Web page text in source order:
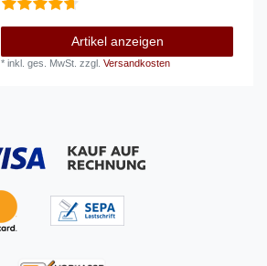
Artikel anzeigen
*inkl. ges. MwSt. zzgl.Versandkosten